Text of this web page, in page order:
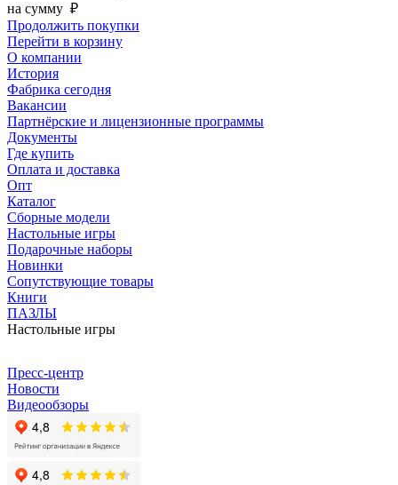
на сумму ₽
Продолжить покупки
Перейти в корзину
О компании
История
Фабрика сегодня
Вакансии
Партнёрские и лицензионные программы
Документы
Где купить
Оплата и доставка
Опт
Каталог
Сборные модели
Настольные игры
Подарочные наборы
Новинки
Сопутствующие товары
Книги
ПАЗЛЫ
Настольные игры
Пресс-центр
Новости
Видеообзоры